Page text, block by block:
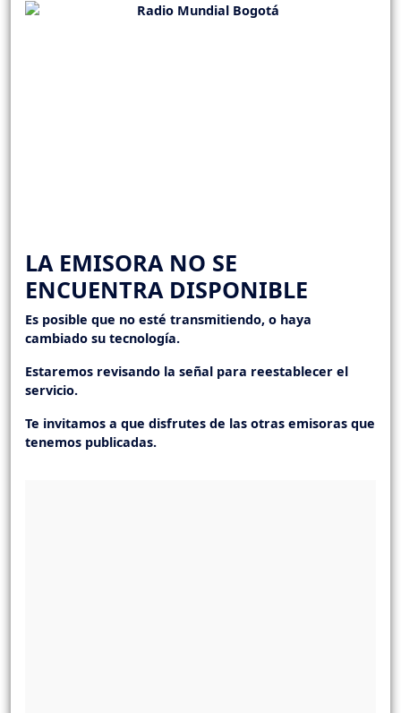
LA EMISORA NO SE
ENCUENTRA DISPONIBLE
Es posible que no esté transmitiendo, o haya
cambiado su tecnología.
Estaremos revisando la señal para reestablecer el
servicio.
Te invitamos a que disfrutes de las otras emisoras que
tenemos publicadas.